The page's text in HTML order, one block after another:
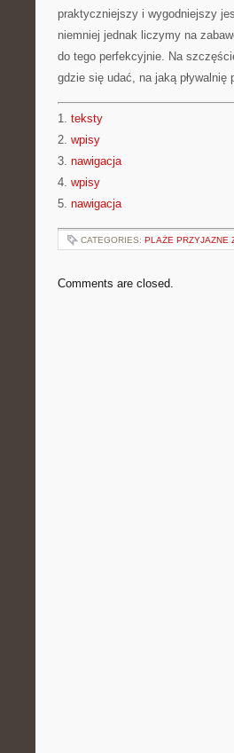
praktyczniejszy i wygodniejszy
niemniej jednak liczymy na
do tego perfekcyjnie. Na
gdzie się udać, na jaką pływalnię
1. teksty
2. wpisy
3. nawigacja
4. wpisy
5. nawigacja
CATEGORIES: PLAŻE PRZYJAZNE
Comments are closed.